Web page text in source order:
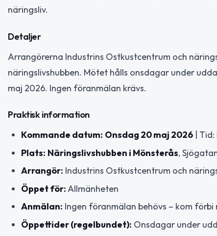
näringsliv.
Detaljer
Arrangörerna Industrins Ostkustcentrum och
näringslivshubben. Mötet hålls onsdagar under
maj 2026. Ingen föranmälan krävs.
Praktisk information
Kommande datum: Onsdag 20 maj 2026 |
Plats: Näringslivshubben i Mönsterås,
Arrangör: Industrins Ostkustcentrum och
Öppet för: Allmänheten
Anmälan: Ingen föranmälan behövs – kom
Öppettider (regelbundet): Onsdagar under